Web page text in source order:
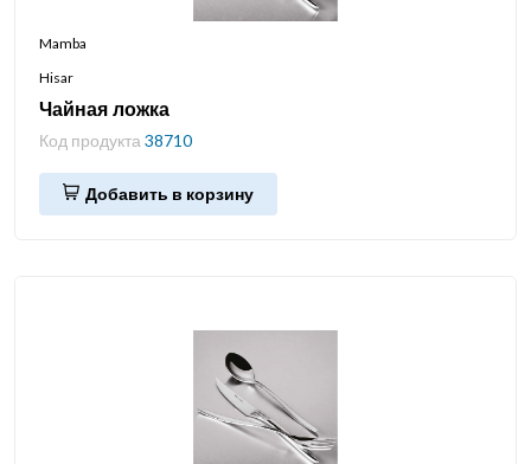
Mamba
Hisar
Чайная ложка
Код продукта 38710
Добавить в корзину